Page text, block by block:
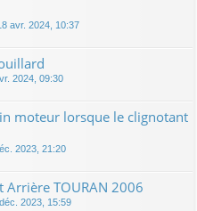
avr. 2024, 10:37
2024, 09:30
moteur lorsque le clignotant
2023, 21:20
TOURAN 2006
2023, 15:59